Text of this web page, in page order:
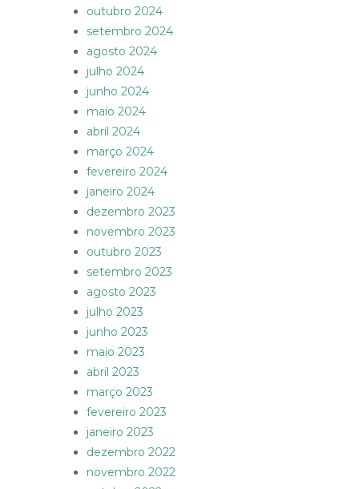
outubro 2024
setembro 2024
agosto 2024
julho 2024
junho 2024
maio 2024
abril 2024
março 2024
fevereiro 2024
janeiro 2024
dezembro 2023
novembro 2023
outubro 2023
setembro 2023
agosto 2023
julho 2023
junho 2023
maio 2023
abril 2023
março 2023
fevereiro 2023
janeiro 2023
dezembro 2022
novembro 2022